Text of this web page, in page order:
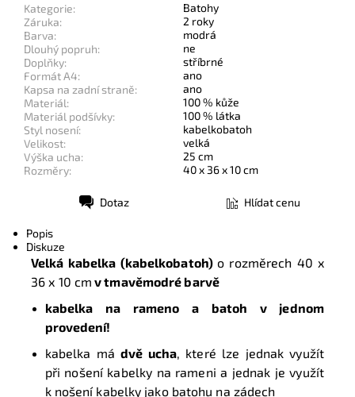
Kategorie:
Batohy
Záruka:
2 roky
Barva:
modrá
Dlouhý popruh:
ne
Doplňky:
stříbrné
Formát A4:
ano
Kapsa na zadní straně:
ano
Materiál:
100 % kůže
Materiál podšívky:
100 % látka
Styl nosení:
kabelkobatoh
Velikost:
velká
Výška ucha:
25 cm
Rozměry:
40 x 36 x 10 cm
Dotaz Hlídat cenu
Popis
Diskuze
Velká kabelka (kabelkobatoh)o rozměrech 40 x
36 x 10 cm vtmavěmodré barvě
kabelka na rameno a batoh v jednom
provedení!
kabelka má dvě ucha, které lze jednak využít
při nošení kabelky na rameni a jednak je využít
k nošení kabelky jako batohu na zádech